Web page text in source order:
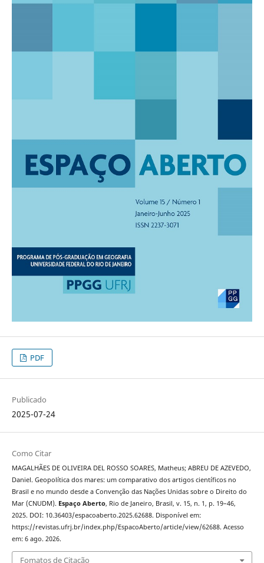
PDF
Publicado
2025-07-24
Como Citar
MAGALHÃES DE OLIVEIRA DEL ROSSO SOARES, Matheus; ABREU DE AZEVEDO,
Daniel. Geopolítica dos mares: um comparativo dos artigos científicos no
Brasil e no mundo desde a Convenção das Nações Unidas sobre o Direito do
Mar (CNUDM). Espaço Aberto, Rio de Janeiro, Brasil, v. 15, n. 1, p. 19–46,
2025. DOI: 10.36403/espacoaberto.2025.62688. Disponível em:
https://revistas.ufrj.br/index.php/EspacoAberto/article/view/62688. Acesso
em: 6 ago. 2026.
Fomatos de Citação